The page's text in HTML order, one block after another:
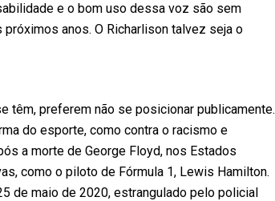
e o bom uso dessa voz são sem
anos. O Richarlison talvez seja o
têm, preferem não se posicionar publicamente.
do esporte, como contra o racismo e
a morte de George Floyd, nos Estados
como o piloto de Fórmula 1, Lewis Hamilton.
de maio de 2020, estrangulado pelo policial